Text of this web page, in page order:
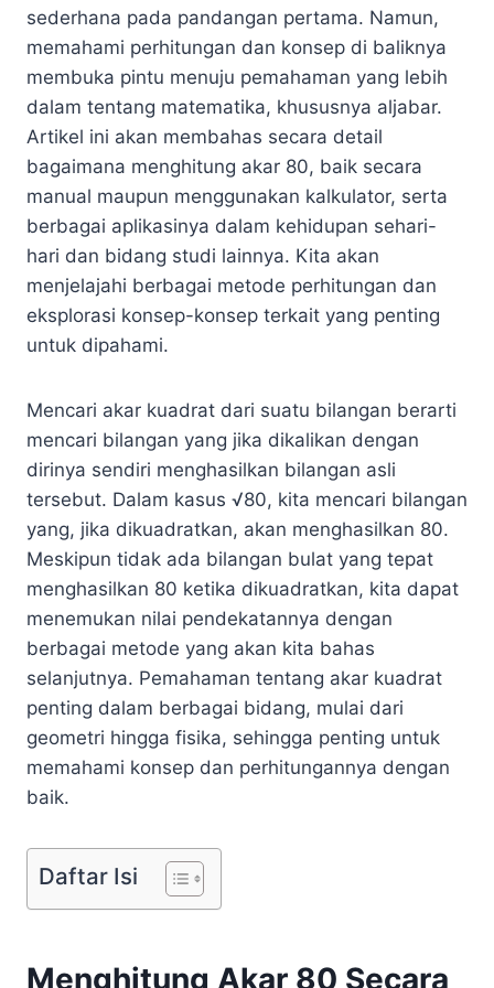
sederhana pada pandangan pertama. Namun,
memahami perhitungan dan konsep di baliknya
membuka pintu menuju pemahaman yang lebih
dalam tentang matematika, khususnya aljabar.
Artikel ini akan membahas secara detail
bagaimana menghitung akar 80, baik secara
manual maupun menggunakan kalkulator, serta
berbagai aplikasinya dalam kehidupan sehari-
hari dan bidang studi lainnya. Kita akan
menjelajahi berbagai metode perhitungan dan
eksplorasi konsep-konsep terkait yang penting
untuk dipahami.
Mencari akar kuadrat dari suatu bilangan berarti
mencari bilangan yang jika dikalikan dengan
dirinya sendiri menghasilkan bilangan asli
tersebut. Dalam kasus √80, kita mencari bilangan
yang, jika dikuadratkan, akan menghasilkan 80.
Meskipun tidak ada bilangan bulat yang tepat
menghasilkan 80 ketika dikuadratkan, kita dapat
menemukan nilai pendekatannya dengan
berbagai metode yang akan kita bahas
selanjutnya. Pemahaman tentang akar kuadrat
penting dalam berbagai bidang, mulai dari
geometri hingga fisika, sehingga penting untuk
memahami konsep dan perhitungannya dengan
baik.
Daftar Isi
Menghitung Akar 80 Secara